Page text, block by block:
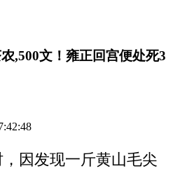
,500文！雍正回宫便处死3
因发现一斤黄山毛尖